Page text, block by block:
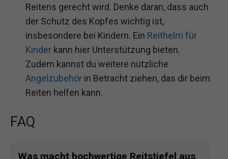
Reitens gerecht wird. Denke daran, dass auch
der Schutz des Kopfes wichtig ist,
insbesondere bei Kindern. Ein Reithelm für
Kinder kann hier Unterstützung bieten.
Zudem kannst du weitere nützliche
Angelzubehör in Betracht ziehen, das dir beim
Reiten helfen kann.
FAQ
Was macht hochwertige Reitstiefel aus